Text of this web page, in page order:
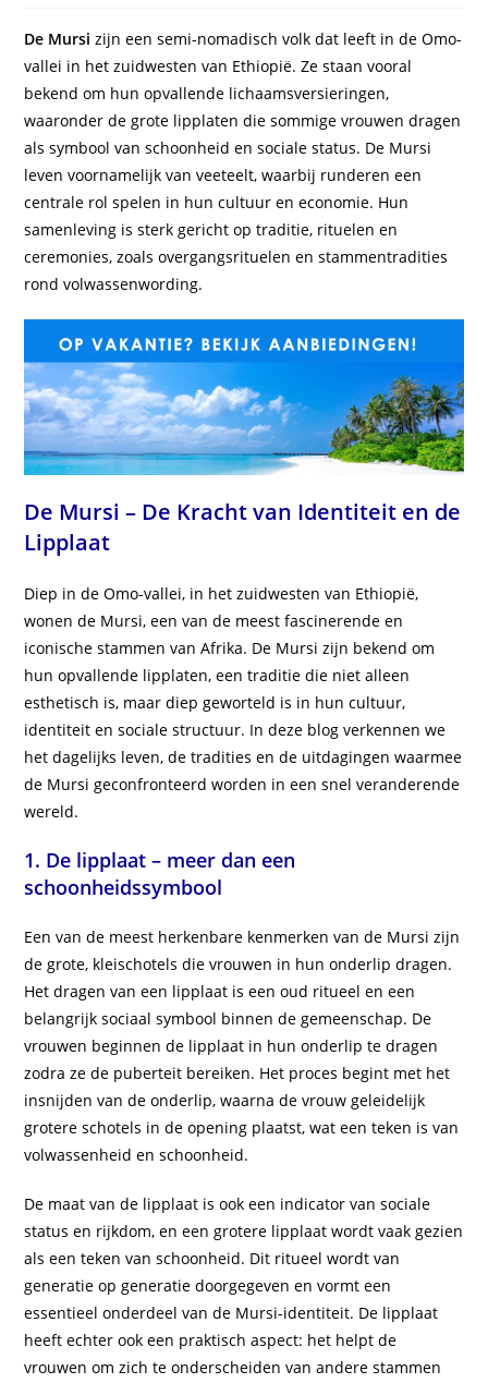
De Mursi zijn een semi-nomadisch volk dat leeft in de Omo-
vallei in het zuidwesten van Ethiopië. Ze staan vooral
bekend om hun opvallende lichaamsversieringen,
waaronder de grote lipplaten die sommige vrouwen dragen
als symbool van schoonheid en sociale status. De Mursi
leven voornamelijk van veeteelt, waarbij runderen een
centrale rol spelen in hun cultuur en economie. Hun
samenleving is sterk gericht op traditie, rituelen en
ceremonies, zoals overgangsrituelen en stammentradities
rond volwassenwording.
De Mursi – De Kracht van Identiteit en de
Lipplaat
Diep in de Omo-vallei, in het zuidwesten van Ethiopië,
wonen de Mursi, een van de meest fascinerende en
iconische stammen van Afrika. De Mursi zijn bekend om
hun opvallende lipplaten, een traditie die niet alleen
esthetisch is, maar diep geworteld is in hun cultuur,
identiteit en sociale structuur. In deze blog verkennen we
het dagelijks leven, de tradities en de uitdagingen waarmee
de Mursi geconfronteerd worden in een snel veranderende
wereld.
1. De lipplaat – meer dan een
schoonheidssymbool
Een van de meest herkenbare kenmerken van de Mursi zijn
de grote, kleischotels die vrouwen in hun onderlip dragen.
Het dragen van een lipplaat is een oud ritueel en een
belangrijk sociaal symbool binnen de gemeenschap. De
vrouwen beginnen de lipplaat in hun onderlip te dragen
zodra ze de puberteit bereiken. Het proces begint met het
insnijden van de onderlip, waarna de vrouw geleidelijk
grotere schotels in de opening plaatst, wat een teken is van
volwassenheid en schoonheid.
De maat van de lipplaat is ook een indicator van sociale
status en rijkdom, en een grotere lipplaat wordt vaak gezien
als een teken van schoonheid. Dit ritueel wordt van
generatie op generatie doorgegeven en vormt een
essentieel onderdeel van de Mursi-identiteit. De lipplaat
heeft echter ook een praktisch aspect: het helpt de
vrouwen om zich te onderscheiden van andere stammen